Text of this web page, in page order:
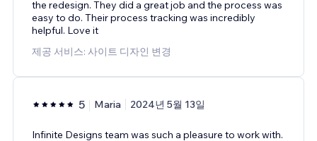
the redesign. They did a great job and the process was
easy to do. Their process tracking was incredibly
helpful. Love it
제공 서비스: 사이트 디자인 변경
5 Maria 2024년 5월 13일
Infinite Designs team was such a pleasure to work with.